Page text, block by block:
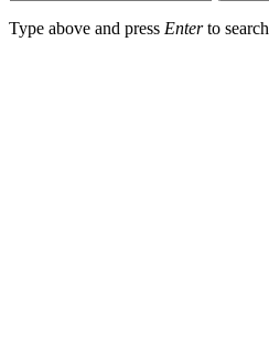
Type above and press Enterto